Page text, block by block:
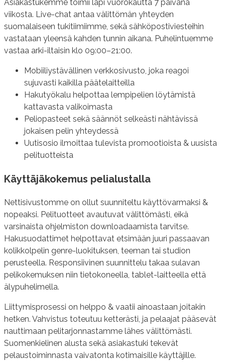
Asiakastukemme toimii läpi vuorokautta 7 päivänä
viikosta. Live-chat antaa välittömän yhteyden
suomalaiseen tukitiimiimme, sekä sähköpostiviesteihin
vastataan yleensä kahden tunnin aikana. Puhelintuemme
vastaa arki-iltaisin klo 09:00–21:00.
Mobiiliystävällinen verkkosivusto, joka reagoi
sujuvasti kaikilla päätelaitteilla
Hakutyökalu helpottaa lempipelien löytämistä
kattavasta valikoimasta
Peliopasteet sekä säännöt selkeästi nähtävissä
jokaisen pelin yhteydessä
Uutisosio ilmoittaa tulevista promootioista & uusista
pelituotteista
Käyttäjäkokemus pelialustalla
Nettisivustomme on ollut suunniteltu käyttövarmaksi &
nopeaksi. Pelituotteet avautuvat välittömästi, eikä
varsinaista ohjelmiston downloadaamista tarvitse.
Hakusuodattimet helpottavat etsimään juuri passaavan
kolikkolpelin genre-luokituksen, teeman tai studion
perusteella. Responsiivinen suunnittelu takaa sulavan
pelikokemuksen niin tietokoneella, tablet-laitteella että
älypuhelimella.
Liittymisprosessi on helppo & vaatii ainoastaan joitakin
hetken. Vahvistus toteutuu ketterästi, ja pelaajat pääsevät
nauttimaan pelitarjonnastamme lähes välittömästi.
Suomenkielinen alusta sekä asiakastuki tekevät
pelaustoiminnasta vaivatonta kotimaisille käyttäjille.